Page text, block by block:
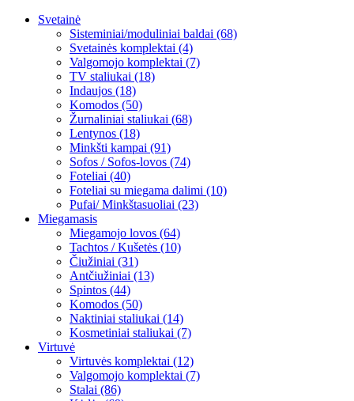
Svetainė
Sisteminiai/moduliniai baldai (68)
Svetainės komplektai (4)
Valgomojo komplektai (7)
TV staliukai (18)
Indaujos (18)
Komodos (50)
Žurnaliniai staliukai (68)
Lentynos (18)
Minkšti kampai (91)
Sofos / Sofos-lovos (74)
Foteliai (40)
Foteliai su miegama dalimi (10)
Pufai/ Minkštasuoliai (23)
Miegamasis
Miegamojo lovos (64)
Tachtos / Kušetės (10)
Čiužiniai (31)
Antčiužiniai (13)
Spintos (44)
Komodos (50)
Naktiniai staliukai (14)
Kosmetiniai staliukai (7)
Virtuvė
Virtuvės komplektai (12)
Valgomojo komplektai (7)
Stalai (86)